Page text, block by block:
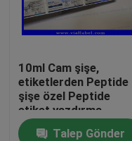
Ev
Ürünler
10ml Cam şişe,
etiketlerden Peptide
şişe özel Peptide
etiket yazdırma
Talep Gönder